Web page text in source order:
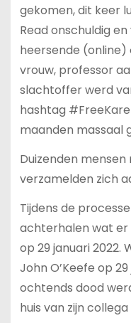
gekomen, dit keer
Read onschuldig
heersende (online)
vrouw, professor
slachtoffer werd
hashtag
maanden massaal
Duizenden
verzamelden zich
Tijdens de
achterhalen wat er
op 29 januari 2022.
John O’Keefe op
ochtends dood
huis van zijn